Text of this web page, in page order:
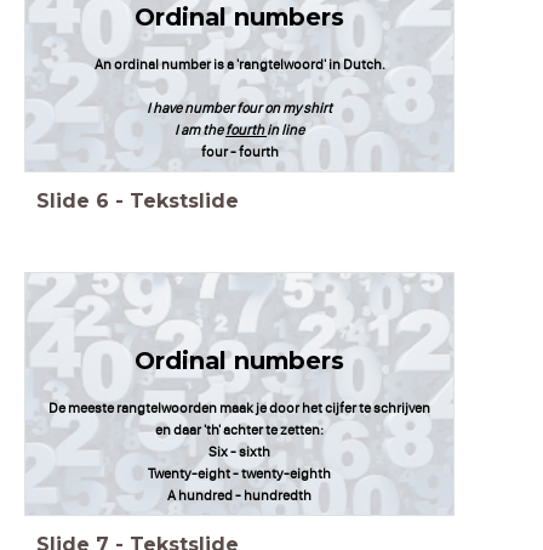
Ordinal numbers
An ordinal number is a 'rangtelwoord' in Dutch.
I have number four on my shirt
I am thefourthin line
four - fourth
Slide 6 - Tekstslide
Ordinal numbers
De meeste rangtelwoorden maak je door het cijfer te schrijven
en daar 'th' achter te zetten:
Six - sixth
Twenty-eight - twenty-eighth
A hundred - hundredth
Slide 7 - Tekstslide